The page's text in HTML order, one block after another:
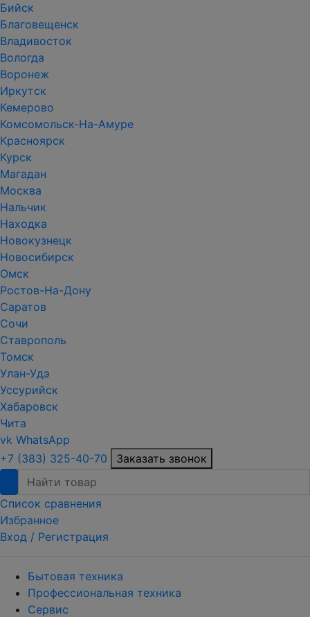
Бийск
Благовещенск
Владивосток
Вологда
Воронеж
Иркутск
Кемерово
Комсомольск-На-Амуре
Красноярск
Курск
Магадан
Москва
Нальчик
Находка
Новокузнецк
Новосибирск
Омск
Ростов-На-Дону
Саратов
Сочи
Ставрополь
Томск
Улан-Удэ
Уссурийск
Хабаровск
Чита
vk WhatsApp
+7 (383) 325-40-70
Заказать звонок
Список сравнения
Избранное
Вход / Регистрация
Бытовая техника
Профессиональная техника
Сервис